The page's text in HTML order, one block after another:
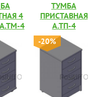
4
4
ТУМБА
ПРИСТАВНАЯ
А.ТП-4
-20%